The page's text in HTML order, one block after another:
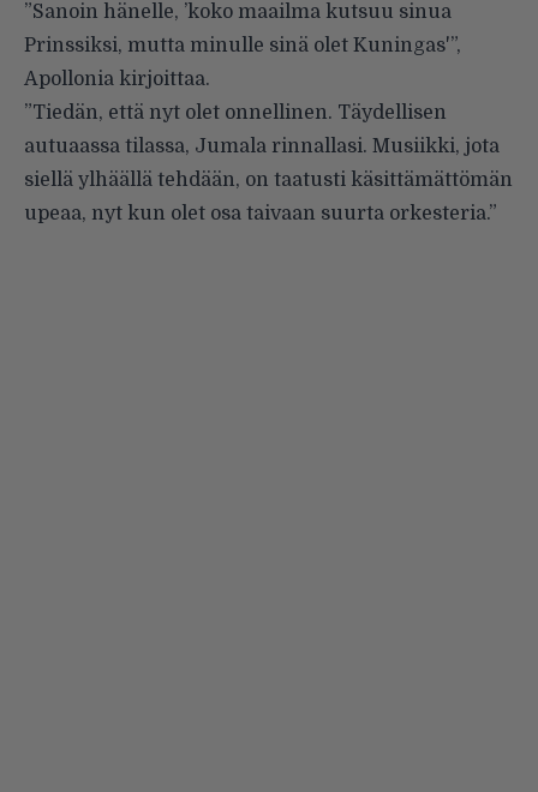
”Sanoin hänelle, ’koko maailma kutsuu sinua
Prinssiksi, mutta minulle sinä olet Kuningas'”,
Apollonia kirjoittaa.
”Tiedän, että nyt olet onnellinen. Täydellisen
autuaassa tilassa, Jumala rinnallasi. Musiikki, jota
siellä ylhäällä tehdään, on taatusti käsittämättömän
upeaa, nyt kun olet osa taivaan suurta orkesteria.”